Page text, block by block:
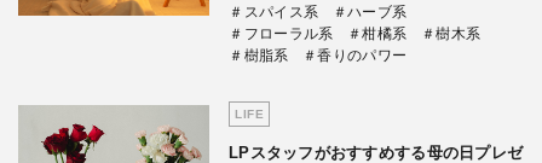
＃スパイス系
＃ハーブ系
＃フローラル系
＃柑橘系
＃樹木系
＃樹脂系
＃香りのパワー
LIFE
LPスタッフがおすすめする母の日プレゼ